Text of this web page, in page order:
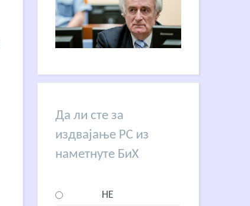
Да ли сте за
издвајање РС из
наметнуте БиХ
НЕ